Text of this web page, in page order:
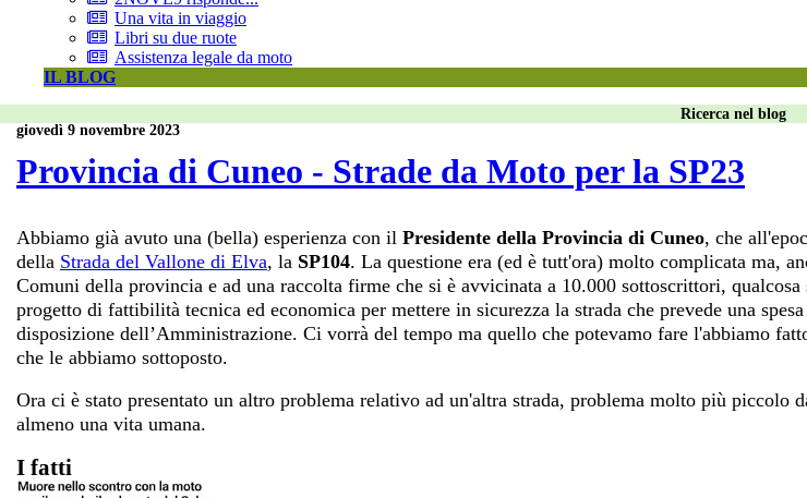
Una vita in viaggio
Libri su due ruote
Assistenza legale da moto
IL BLOG
Ricerca nel blog
giovedì 9 novembre 2023
Provincia di Cuneo - Strade da Moto per la SP23
Abbiamo già avuto una (bella) esperienza con il Presidente della Provincia di Cuneo, che
della Strada del Vallone di Elva, la SP104. La questione era (ed è tutt'ora) molto complicata ma,
Comuni della provincia e ad una raccolta firme che si è avvicinata a 10.000 sottoscrittori,
progetto di fattibilità tecnica ed economica per mettere in sicurezza la strada che prevede una
disposizione dell’Amministrazione. Ci vorrà del tempo ma quello che potevamo fare l'abbiamo
che le abbiamo sottoposto.
Ora ci è stato presentato un altro problema relativo ad un'altra strada, problema molto più piccolo
almeno una vita umana.
I fatti